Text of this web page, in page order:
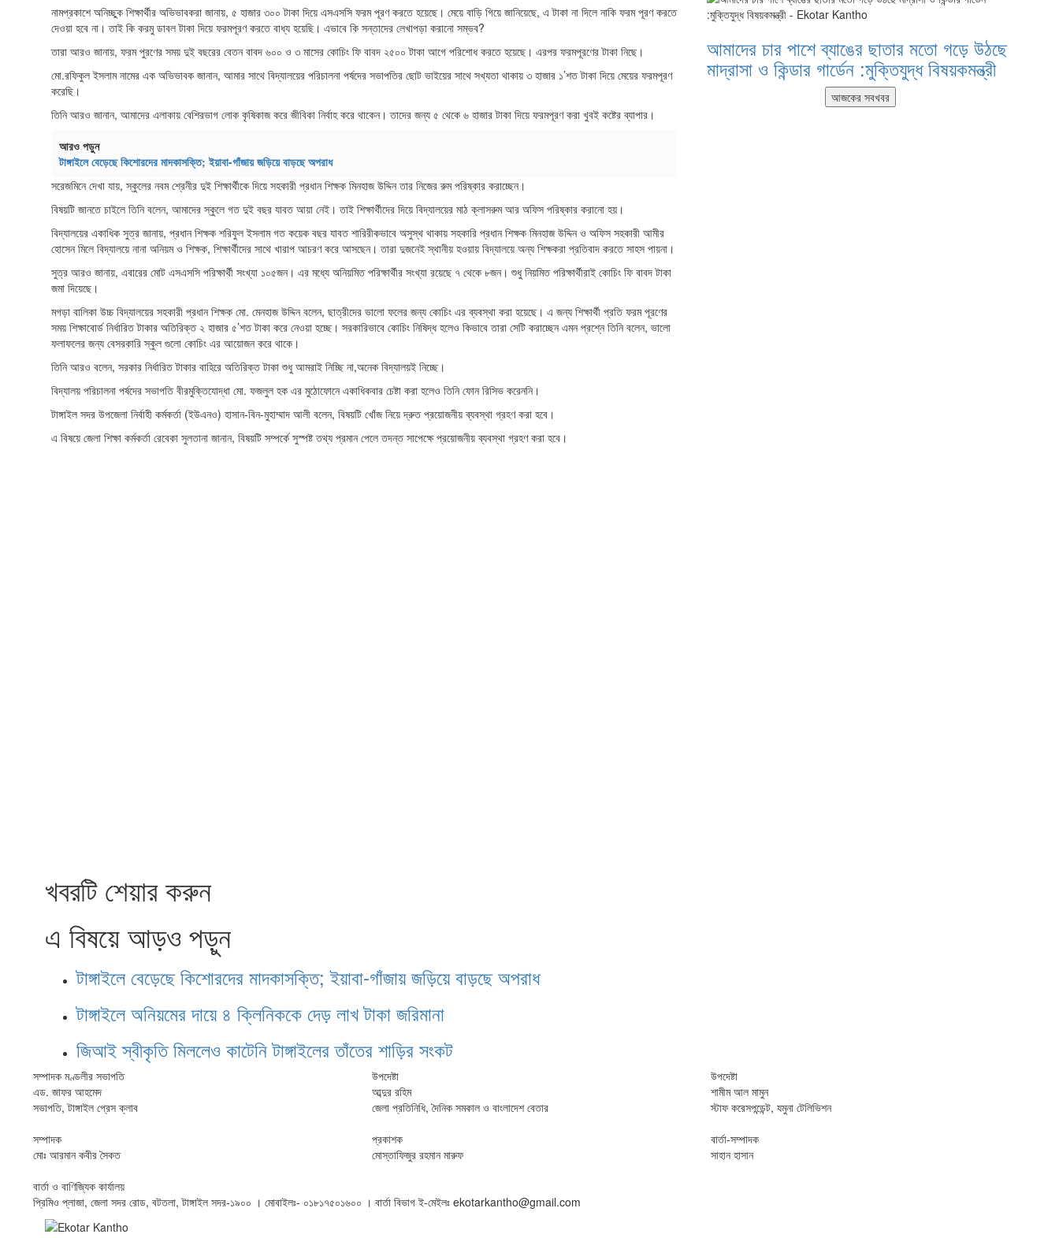
নামপ্রকাশে অনিচ্ছুক শিক্ষার্থীর অভিভাবকরা জানায়, ৫ হাজার ৩০০ টাকা দিয়ে এসএসসি ফরম পূরণ করতে হয়েছে। মেয়ে বাড়ি গিয়ে জানিয়েছে, এ টাকা না দিলে নাকি ফরম পূরণ করতে
দেওয়া হবে না। তাই কি করমু ডাবল টাকা দিয়ে ফরমপূরণ করতে বাধ্য হয়েছি। এভাবে কি সন্তাদের লেখাপড়া করানো সম্ভব?
তারা আরও জানায়, ফরম পুরণের সময় দুই বছরের বেতন বাবদ ৬০০ ও ৩ মাসের কোচিং ফি বাবদ ২৫০০ টাকা আগে পরিশোধ করতে হয়েছে। এরপর ফরমপূরণের টাকা নিছে।
মো.রফিকুল ইসলাম নামের এক অভিভাবক জানান, আমার সাথে বিদ্যালয়ের পরিচালনা পর্ষদের সভাপতির ছোট ভাইয়ের সাথে সখ্যতা থাকায় ৩ হাজার ১’শত টাকা দিয়ে মেয়ের ফরমপূরণ
করেছি।
তিনি আরও জানান, আমাদের এলাকায় বেশিরভাগ লোক কৃষিকাজ করে জীবিকা নির্বাহ করে থাকেন। তাদের জন্য ৫ থেকে ৬ হাজার টাকা দিয়ে ফরমপূরণ করা খুবই কষ্টের ব্যাপার।
আরও পড়ুন
টাঙ্গাইলে বেড়েছে কিশোরদের মাদকাসক্তি; ইয়াবা-গাঁজায় জড়িয়ে বাড়ছে অপরাধ
সরেজমিনে দেখা যায়, স্কুলের নবম শ্রেনীর দুই শিক্ষার্থীকে দিয়ে সহকারী প্রধান শিক্ষক মিনহাজ উদ্দিন তার নিজের রুম পরিষ্কার করাচ্ছেন।
বিষয়টি জানতে চাইলে তিনি বলেন, আমাদের স্কুলে গত দুই বছর যাবত আয়া নেই। তাই শিক্ষার্থীদের দিয়ে বিদ্যালয়ের মাঠ ক্লাসরুম আর অফিস পরিষ্কার করানো হয়।
বিদ্যালয়ের একাধিক সুত্র জানায়, প্রধান শিক্ষক শরিফুল ইসলাম গত কয়েক বছর যাবত শারিরীকভাবে অসুস্থ থাকায় সহকারি প্রধান শিক্ষক মিনহাজ উদ্দিন ও অফিস সহকারী আমীর
হোসেন মিলে বিদ্যালয়ে নানা অনিয়ম ও শিক্ষক, শিক্ষার্থীদের সাথে খারাপ আচরণ করে আসছেন। তারা দুজনেই স্থানীয় হওয়ায় বিদ্যালয়ে অন্য শিক্ষকরা প্রতিবাদ করতে সাহস পায়না।
সুত্র আরও জানায়, এবারের মোট এসএসসি পরিক্ষার্থী সংখ্যা ১০৫জন। এর মধ্যে অনিয়মিত পরিক্ষার্থীর সংখ্যা রয়েছে ৭ থেকে ৮জন। শুধু নিয়মিত পরিক্ষার্থীরাই কোচিং ফি বাবদ টাকা
জমা দিয়েছে।
মগড়া বালিকা উচ্চ বিদ্যালয়ের সহকারী প্রধান শিক্ষক মো. মেনহাজ উদ্দিন বলেন, ছাত্রীদের ভালো ফলের জন্য কোচিং এর ব্যবস্থা করা হয়েছে। এ জন্য শিক্ষার্থী প্রতি ফরম পূরণের
সময় শিক্ষাবোর্ড নির্ধারিত টাকার অতিরিক্ত ২ হাজার ৫’শত টাকা করে নেওয়া হচ্ছে। সরকারিভাবে কোচিং নিষিদ্ধ হলেও কিভাবে তারা সেটি করাচ্ছেন এমন প্রশ্নে তিনি বলেন, ভালো
ফলাফলের জন্য বেসরকারি স্কুল গুলো কোচিং এর আয়োজন করে থাকে।
তিনি আরও বলেন, সরকার নির্ধারিত টাকার বাহিরে অতিরিক্ত টাকা শুধু আমরাই নিচ্ছি না,অনেক বিদ্যালয়ই নিচ্ছে।
বিদ্যালয় পরিচালনা পর্ষদের সভাপতি বীরমুক্তিযোদ্ধা মো. ফজলুল হক এর মুঠোফোনে একাধিকবার চেষ্টা করা হলেও তিনি ফোন রিসিভ করেননি।
টাঙ্গাইল সদর উপজেলা নির্বাহী কর্মকর্তা (ইউএনও) হাসান-বিন-মুহাম্মাদ আলী বলেন, বিষয়টি খোঁজ নিয়ে দ্রুত প্রয়োজনীয় ব্যবস্থা গ্রহণ করা হবে।
এ বিষয়ে জেলা শিক্ষা কর্মকর্তা রেবেকা সুলতানা জানান, বিষয়টি সম্পর্কে সুস্পষ্ট তথ্য প্রমান পেলে তদন্ত সাপেক্ষে প্রয়োজনীয় ব্যবস্থা গ্রহণ করা হবে।
খবরটি শেয়ার করুন
এ বিষয়ে আড়ও পড়ুন
টাঙ্গাইলে বেড়েছে কিশোরদের মাদকাসক্তি; ইয়াবা-গাঁজায় জড়িয়ে বাড়ছে অপরাধ
টাঙ্গাইলে অনিয়মের দায়ে ৪ ক্লিনিককে দেড় লাখ টাকা জরিমানা
জিআই স্বীকৃতি মিললেও কাটেনি টাঙ্গাইলের তাঁতের শাড়ির সংকট
আমাদের চার পাশে ব্যাঙের ছাতার মতো গড়ে উঠছে
মাদ্রাসা ও কিন্ডার গার্ডেন :মুক্তিযুদ্ধ বিষয়কমন্ত্রী
সম্পাদক মণ্ডলীর সভাপতি
এড. জাফর আহমেদ
সভাপতি, টাঙ্গাইল প্রেস ক্লাব
উপদেষ্টা
আব্দুর রহিম
জেলা প্রতিনিধি, দৈনিক সমকাল ও বাংলাদেশ বেতার
উপদেষ্টা
শামীম আল মামুন
স্টাফ করেসপন্ডেন্ট, যমুনা টেলিভিশন
সম্পাদক
মোঃ আরমান কবীর সৈকত
প্রকাশক
মোস্তাফিজুর রহমান মারুফ
বার্তা-সম্পাদক
সাহান হাসান
বার্তা ও বাণিজ্যিক কার্যালয়
প্রিমিও প্লাজা, জেলা সদর রোড, বটতলা, টাঙ্গাইল সদর-১৯০০ । মোবাইলঃ- ০১৮১৭৫০১৬০০ । বার্তা বিভাগ ই-মেইলঃ ekotarkantho@gmail.com